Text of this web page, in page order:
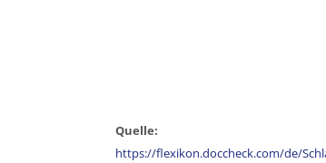
Quelle:
https://flexikon.doccheck.com/de/